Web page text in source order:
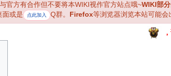
官方有合作但不要将本WIKI视作官方站点哦~WIKI部
面或是 点此加入 Q群。 Firefox等浏览器浏览本站可能